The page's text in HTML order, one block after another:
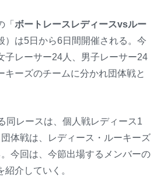
「ボートレースレディースvsルー
）は5日から6日間開催される。今
子レーサー24人、男子レーサー24
キーズのチームに分かれ団体戦と
同レースは、個人戦レディース1
体戦は、レディース・ルーキーズ
今回は、今節出場するメンバーの
介していく。